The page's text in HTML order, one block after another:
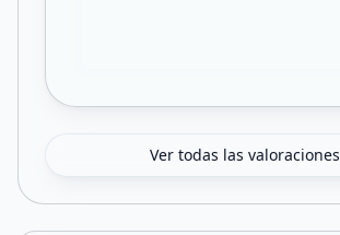
Ver todas las valoraciones